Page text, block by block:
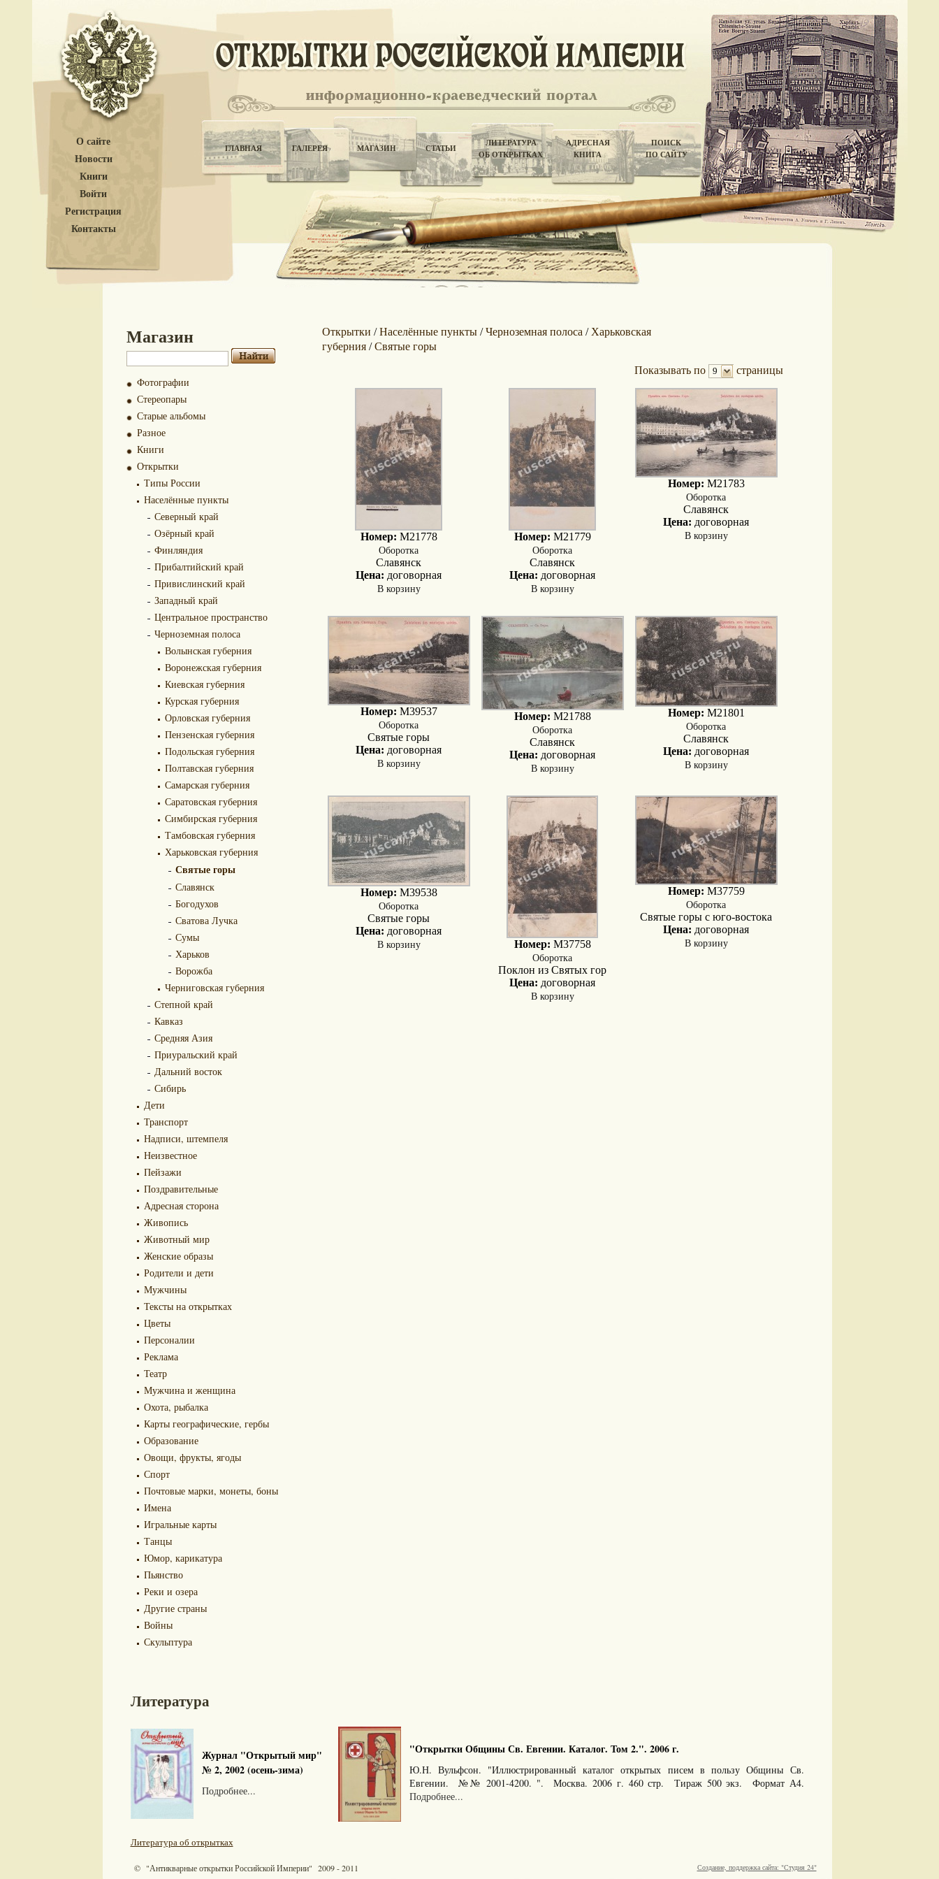
О сайте
Новости
Книги
Войти
Регистрация
Контакты
ГЛАВНАЯ ГАЛЕРЕЯ МАГАЗИН СТАТЬИ
ЛИТЕРАТУРА
ОБ ОТКРЫТКАХ
АДРЕСНАЯ
КНИГА
ПОИСК
ПО САЙТУ
Магазин
Фотографии
Стереопары
Старые альбомы
Разное
Книги
Открытки
Типы России
Населённые пункты
Северный край
Озёрный край
Финляндия
Прибалтийский край
Привислинский край
Западный край
Центральное пространство
Черноземная полоса
Волынская губерния
Воронежская губерния
Киевская губерния
Курская губерния
Орловская губерния
Пензенская губерния
Подольская губерния
Полтавская губерния
Самарская губерния
Саратовская губерния
Симбирская губерния
Тамбовская губерния
Харьковская губерния
Святые горы
Славянск
Богодухов
Сватова Лучка
Сумы
Харьков
Ворожба
Черниговская губерния
Степной край
Кавказ
Средняя Азия
Приуральский край
Дальний восток
Сибирь
Дети
Транспорт
Надписи, штемпеля
Неизвестное
Пейзажи
Поздравительные
Адресная сторона
Живопись
Животный мир
Женские образы
Родители и дети
Мужчины
Тексты на открытках
Цветы
Персоналии
Реклама
Театр
Мужчина и женщина
Охота, рыбалка
Карты географические, гербы
Образование
Овощи, фрукты, ягоды
Спорт
Почтовые марки, монеты, боны
Имена
Игральные карты
Танцы
Юмор, карикатура
Пьянство
Реки и озера
Другие страны
Войны
Скульптура
Открытки /Населённые пункты/Черноземная полоса / Харьковская
губерния/Святые горы
Показывать по 9 страницы
Номер: M21778
Оборотка
Славянск
Цена: договорная
В корзину
Номер: M21779
Оборотка
Славянск
Цена: договорная
В корзину
Номер: M21783
Оборотка
Славянск
Цена: договорная
В корзину
Номер: M39537
Оборотка
Святые горы
Цена: договорная
В корзину
Номер: M21788
Оборотка
Славянск
Цена: договорная
В корзину
Номер: M21801
Оборотка
Славянск
Цена: договорная
В корзину
Номер: M39538
Оборотка
Святые горы
Цена: договорная
В корзину Номер: M37758
Оборотка
Поклон из Святых гор
Цена: договорная
В корзину
Номер: M37759
Оборотка
Святые горы с юго-востока
Цена: договорная
В корзину
Литература
Журнал "Открытый мир"
№ 2, 2002 (осень-зима)
Подробнее...
"Открытки Общины Св. Евгении. Каталог. Том 2.". 2006 г.
Ю.Н. Вульфсон. "Иллюстрированный каталог открытых писем в пользу Общины Св.
Евгении. №№ 2001-4200. ". Москва. 2006 г. 460 стр. Тираж 500 экз. Формат А4.
Подробнее...
Литература об открытках
© "Антикварные открытки Российской Империи" 2009 - 2011 Создание, поддержка сайта: "Студия 24"